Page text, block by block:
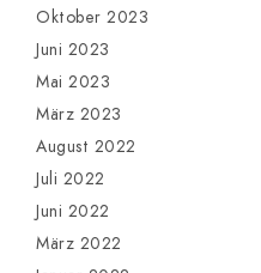
Oktober 2023
Juni 2023
Mai 2023
März 2023
August 2022
Juli 2022
Juni 2022
März 2022